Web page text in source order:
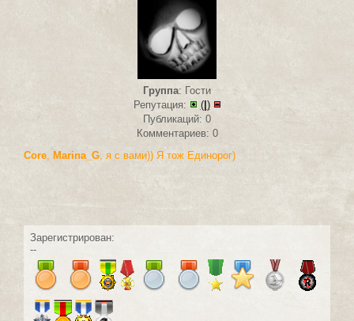
Группа: Гости
Репутация:
(| )
Публикаций: 0
Комментариев: 0
Core, Marina_G, я с вами)) Я тож Единорог)
Зарегистрирован:
--